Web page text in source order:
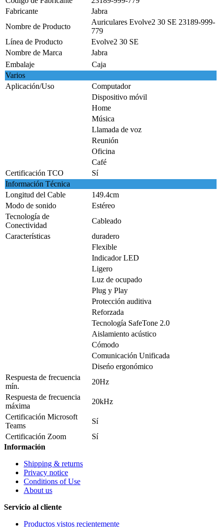
Fabricante
Jabra
Nombre de Producto
Auriculares Evolve2 30 SE 23189-999-
779
Línea de Producto
Evolve2 30 SE
Nombre de Marca
Jabra
Embalaje
Caja
Varios
Aplicación/Uso
Computador
Dispositivo móvil
Home
Música
Llamada de voz
Reunión
Oficina
Café
Certificación TCO
Sí
Información Técnica
Longitud del Cable
149.4cm
Modo de sonido
Estéreo
Tecnología de
Conectividad
Cableado
Características
duradero
Flexible
Indicador LED
Ligero
Luz de ocupado
Plug y Play
Protección auditiva
Reforzada
Tecnología SafeTone 2.0
Aislamiento acústico
Cómodo
Comunicación Unificada
Diseńo ergonómico
Respuesta de frecuencia
mín.
20Hz
Respuesta de frecuencia
máxima
20kHz
Certificación Microsoft
Teams
Sí
Certificación Zoom
Sí
Información
Shipping & returns
Privacy notice
Conditions of Use
About us
Servicio al cliente
Productos vistos recientemente